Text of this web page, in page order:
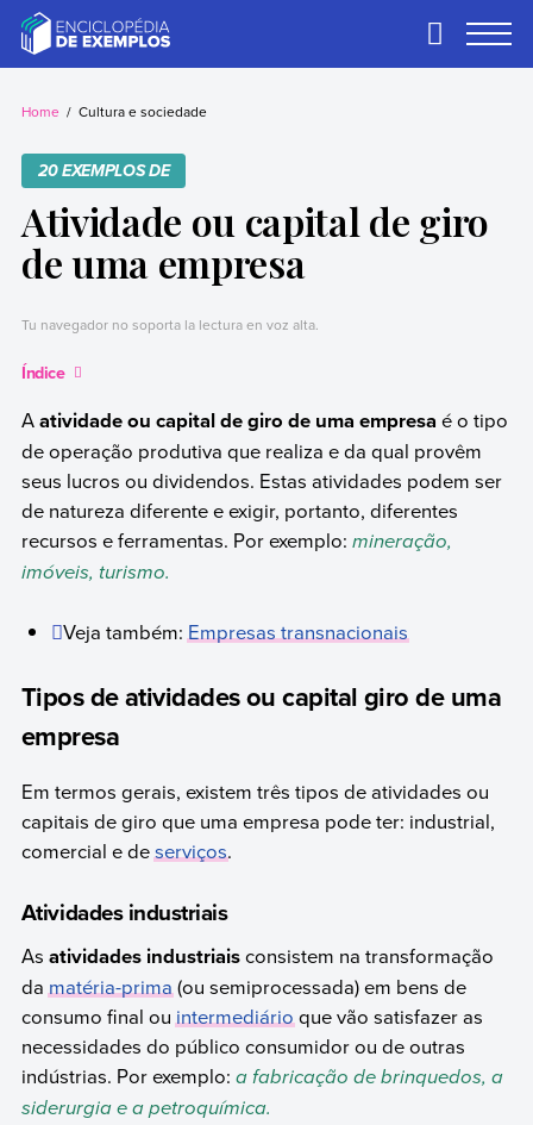
contentExemplos
Precisa de
temos.
Primary
Home Cultura e sociedade
20 EXEMPLOS DE
Atividade ou capital de giro
de uma empresa
Tu navegador no soporta la lectura en voz alta.
Índice
Aatividade ou capital de giro de uma empresa é o tipo
de operação produtiva que realiza e da qual provêm
seus lucros ou dividendos. Estas atividades podem ser
de natureza diferente e exigir, portanto, diferentes
recursos e ferramentas. Por exemplo: mineração,
imóveis, turismo.
Veja também:Empresas transnacionais
Tipos de atividades ou capital giro de uma
empresa
Em termos gerais, existem três tipos de atividades ou
capitais de giro que uma empresa pode ter: industrial,
comercial e deserviços.
Atividades industriais
As atividades industriaisconsistem na transformação
damatéria-prima(ou semiprocessada) em bens de
consumo final ouintermediárioque vão satisfazer as
necessidades do público consumidor ou de outras
indústrias. Por exemplo: a fabricação de brinquedos, a
siderurgia e a petroquímica.